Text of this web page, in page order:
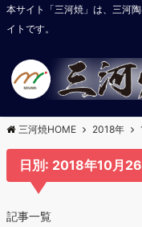
本サイト「三河焼」は、三河
イトです。
三河焼HOME 2018年
日別: 2018年10月
記事一覧